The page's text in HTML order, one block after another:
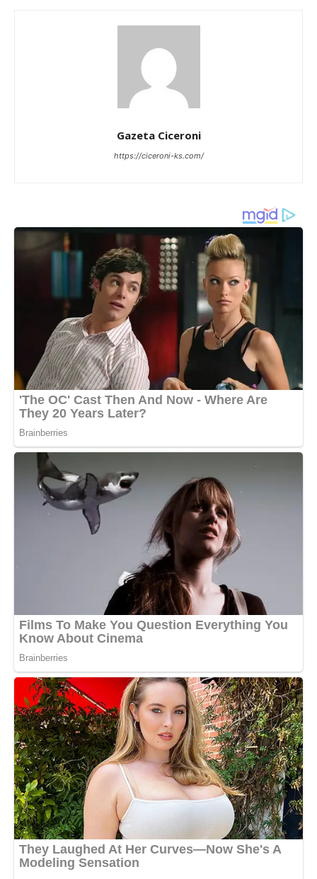
Gazeta Ciceroni
https://ciceroni-ks.com/